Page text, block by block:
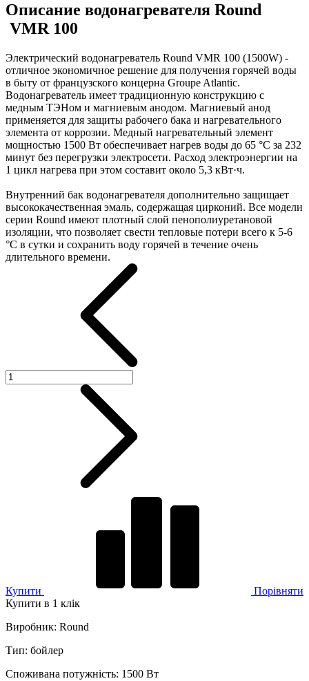
Описание водонагревателя Round
VMR 100
Электрический водонагреватель Round VMR 100 (1500W) -
отличное экономичное решение для получения горячей воды
в быту от французского концерна Groupe Atlantic.
Водонагреватель имеет традиционную конструкцию с
медным ТЭНом и магниевым анодом. Магниевый анод
применяется для защиты рабочего бака и нагревательного
элемента от коррозии. Медный нагревательный элемент
мощностью 1500 Вт обеспечивает нагрев воды до 65 °C за 232
минут без перегрузки электросети. Расход электроэнергии на
1 цикл нагрева при этом составит около 5,3 кВт·ч.
Внутренний бак водонагревателя дополнительно защищает
высококачественная эмаль, содержащая цирконий. Все модели
серии Round имеют плотный слой пенополиуретановой
изоляции, что позволяет свести тепловые потери всего к 5-6
°C в сутки и сохранить воду горячей в течение очень
длительного времени.
Купити
Порівняти
Купити в 1 клік
Виробник: Round
Тип: бойлер
Споживана потужність: 1500 Вт